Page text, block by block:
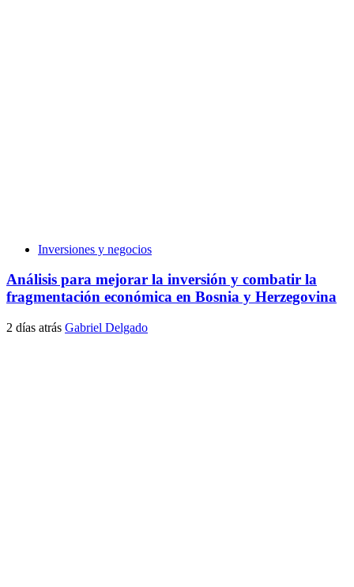
Inversiones y negocios
Análisis para mejorar la inversión y combatir la
fragmentación económica en Bosnia y Herzegovina
2 días atrás Gabriel Delgado